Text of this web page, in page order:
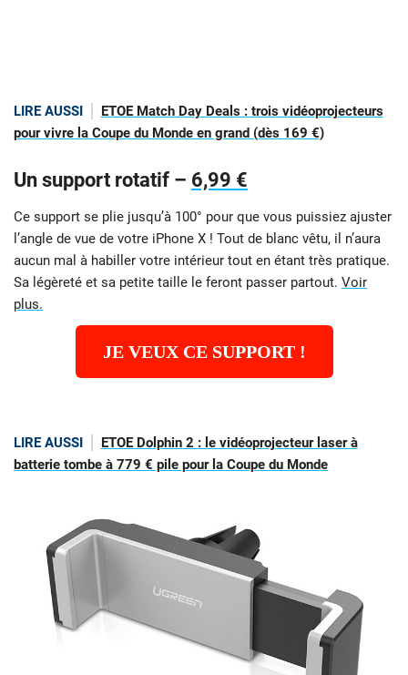
LIRE AUSSI
ETOE Match Day Deals : trois vidéoprojecteurs
pour vivre la Coupe du Monde en grand (dès 169 €)
Un support rotatif – 6,99 €
Ce support se plie jusqu’à 100° pour que vous puissiez ajuster
l’angle de vue de votre iPhone X ! Tout de blanc vêtu, il n’aura
aucun mal à habiller votre intérieur tout en étant très pratique.
Sa légèreté et sa petite taille le feront passer partout. Voir
plus.
JE VEUX CE SUPPORT !
LIRE AUSSI
ETOE Dolphin 2 : le vidéoprojecteur laser à
batterie tombe à 779 € pile pour la Coupe du Monde